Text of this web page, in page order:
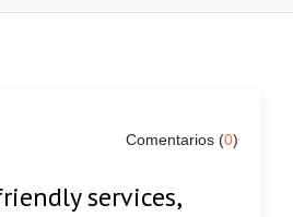
Comentarios (0)
services,